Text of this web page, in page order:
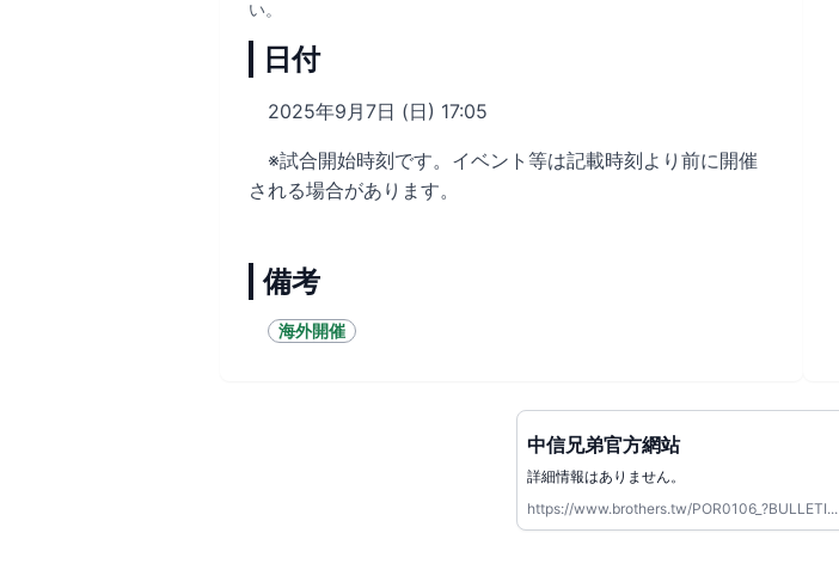
い。
日付
2025年9月7日 (日) 17:05
※試合開始時刻です。イベント等は記載時刻より前に開催
される場合があります。
備考
海外開催
中信兄弟官方網站
詳細情報はありません。
https://www.brothers.tw/POR0106_?BULLETI...